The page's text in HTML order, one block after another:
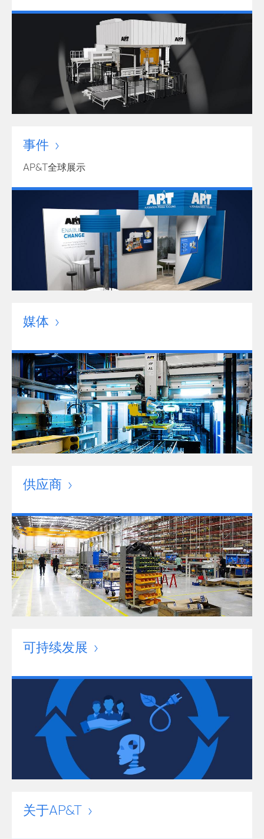
事件
AP&T全球展示
媒体
供应商
可持续发展
关于AP&T